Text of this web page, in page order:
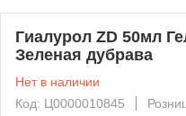
Гиалурол ZD 50мл
Зеленая дубрава
Нет в наличии
Код: Ц0000010845